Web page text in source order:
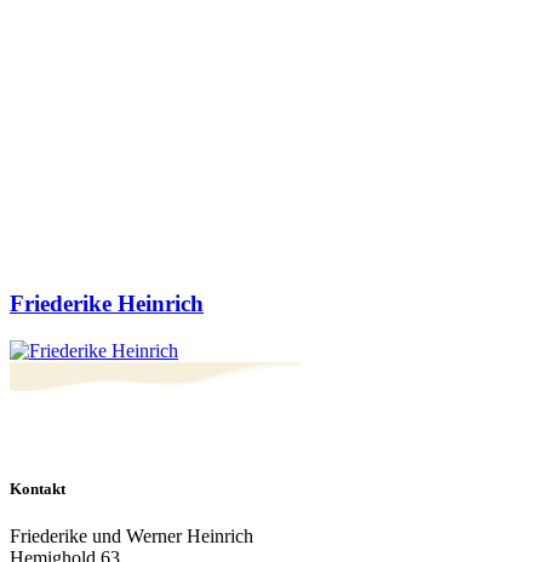
Friederike Heinrich
Kontakt
Friederike und Werner Heinrich